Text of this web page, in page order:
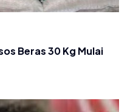
Beras 30 Kg Mulai